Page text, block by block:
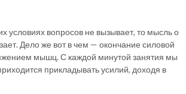
условиях вопросов не вызывает, то мысль о
Дело же вот в чем — окончание силовой
мышц. С каждой минутой занятия мы
прикладывать усилий, доходя в